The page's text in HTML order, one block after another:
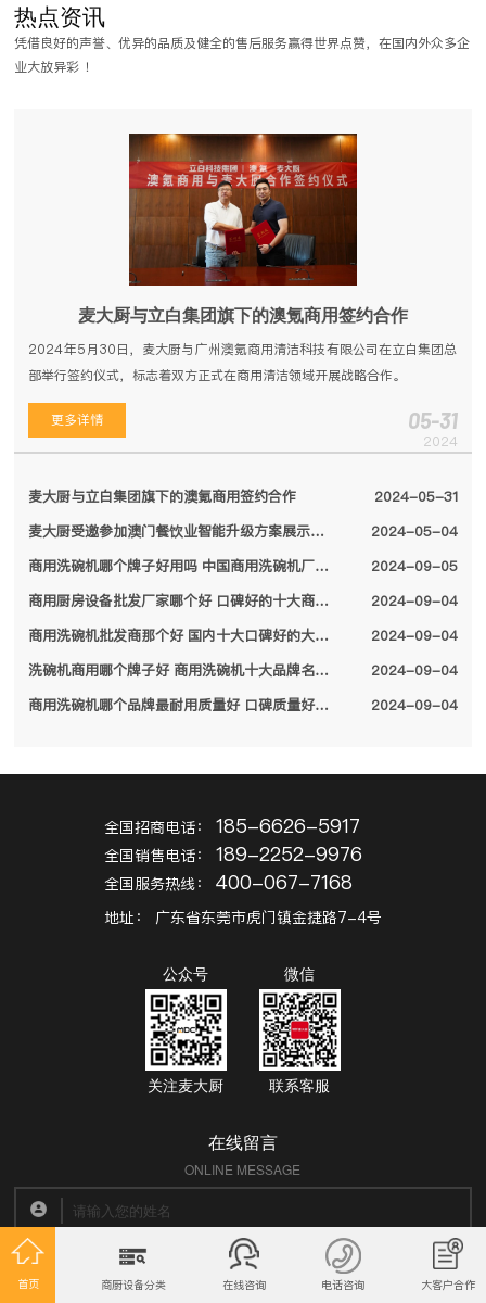
餐饮行业逐渐得到了应用，越 来越多的餐饮企业开始认识到了洗碗机带来
的好处。商用洗碗机按结构可分为揭盖式洗碗机、通道式洗 碗机、长龙式
洗碗机。
热点资讯
凭借良好的声誉、优异的品质及健全的售后服务赢得世界点赞，在国内外众多企
业大放异彩 ！
麦大厨与立白集团旗下的澳氪商用签约合作
2024年5月30日，麦大厨与广州澳氪商用清洁科技有限公司在立白集团总
部举行签约仪式，标志着双方正式在商用清洁领域开展战略合作。
更多详情 05-31
2024
麦大厨与立白集团旗下的澳氪商用签约合作
2024-05-31
麦大厨受邀参加澳门餐饮业智能升级方案展示会，备受特区领导关注
2024-05-04
商用洗碗机哪个牌子好用吗 中国商用洗碗机厂家排名前十名单2024
2024-09-05
商用厨房设备批发厂家哪个好 口碑好的十大商用厨房设备厂家名单2024
2024-09-04
商用洗碗机批发商那个好 国内十大口碑好的大型商用洗碗机厂家名单2024
2024-09-04
洗碗机商用哪个牌子好 商用洗碗机十大品牌名单2024
2024-09-04
商用洗碗机哪个品牌最耐用质量好 口碑质量好的十大商用洗碗机品牌2024
2024-09-04
全国招商电话： 185-6626-5917
全国销售电话： 189-2252-9976
全国服务热线： 400-067-7168
地址： 广东省东莞市虎门镇金捷路7-4号
公众号
关注麦大厨
微信
联系客服
在线留言
ONLINE MESSAGE
首页 商厨设备分类 在线咨询 电话咨询 大客户合作